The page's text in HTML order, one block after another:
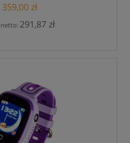
359,00 zł
netto: 291,87 zł